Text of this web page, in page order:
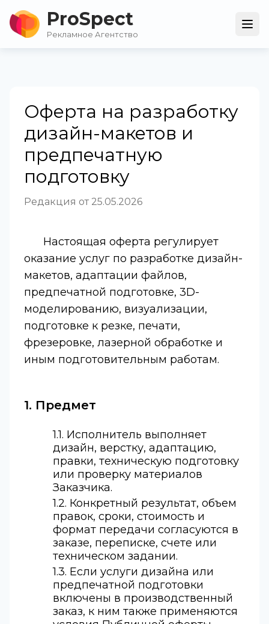
ProSpect
Рекламное Агентство
Оферта на разработку
дизайн-макетов и
предпечатную
подготовку
Редакция от 25.05.2026
Настоящая оферта регулирует
оказание услуг по разработке дизайн-
макетов, адаптации файлов,
предпечатной подготовке, 3D-
моделированию, визуализации,
подготовке к резке, печати,
фрезеровке, лазерной обработке и
иным подготовительным работам.
1. Предмет
1.1. Исполнитель выполняет
дизайн, верстку, адаптацию,
правки, техническую подготовку
или проверку материалов
Заказчика.
1.2. Конкретный результат, объем
правок, сроки, стоимость и
формат передачи согласуются в
заказе, переписке, счете или
техническом задании.
1.3. Если услуги дизайна или
предпечатной подготовки
включены в производственный
заказ, к ним также применяются